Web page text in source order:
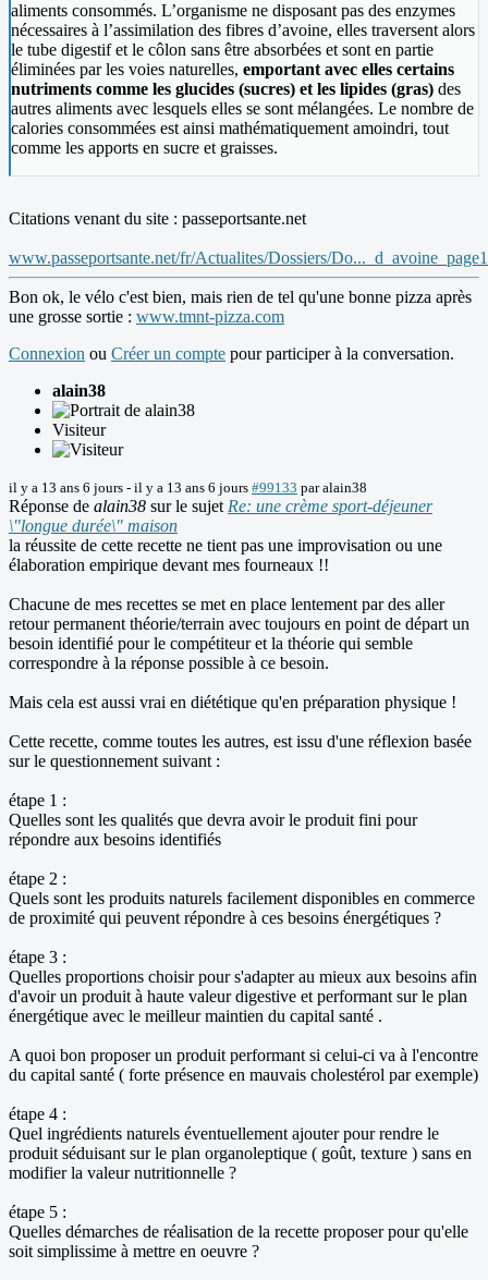
aliments consommés. L’organisme ne disposant pas des enzymes
nécessaires à l’assimilation des fibres d’avoine, elles traversent alors
le tube digestif et le côlon sans être absorbées et sont en partie
éliminées par les voies naturelles, emportant avec elles certains
nutriments comme les glucides (sucres) et les lipides (gras) des
autres aliments avec lesquels elles se sont mélangées. Le nombre de
calories consommées est ainsi mathématiquement amoindri, tout
comme les apports en sucre et graisses.
Citations venant du site : passeportsante.net
www.passeportsante.net/fr/Actualites/Dossiers/
Bon ok, le vélo c'est bien, mais rien de tel qu'une bonne pizza après
une grosse sortie : www.tmnt-pizza.com
Connexion ou Créer un compte pour participer à la conversation.
alain38
Visiteur
il y a 13 ans 6 jours - il y a 13 ans 6 jours #99133 paralain38
Réponse de alain38 sur le sujet Re: une crème sport-déjeuner
\"longue durée\" maison
la réussite de cette recette ne tient pas une improvisation ou une
élaboration empirique devant mes fourneaux !!
Chacune de mes recettes se met en place lentement par des aller
retour permanent théorie/terrain avec toujours en point de départ un
besoin identifié pour le compétiteur et la théorie qui semble
correspondre à la réponse possible à ce besoin.
Mais cela est aussi vrai en diététique qu'en préparation physique !
Cette recette, comme toutes les autres, est issu d'une réflexion basée
sur le questionnement suivant :
étape 1 :
Quelles sont les qualités que devra avoir le produit fini pour
répondre aux besoins identifiés
étape 2 :
Quels sont les produits naturels facilement disponibles en commerce
de proximité qui peuvent répondre à ces besoins énergétiques ?
étape 3 :
Quelles proportions choisir pour s'adapter au mieux aux besoins afin
d'avoir un produit à haute valeur digestive et performant sur le plan
énergétique avec le meilleur maintien du capital santé .
A quoi bon proposer un produit performant si celui-ci va à l'encontre
du capital santé ( forte présence en mauvais cholestérol par exemple)
étape 4 :
Quel ingrédients naturels éventuellement ajouter pour rendre le
produit séduisant sur le plan organoleptique ( goût, texture ) sans en
modifier la valeur nutritionnelle ?
étape 5 :
Quelles démarches de réalisation de la recette proposer pour qu'elle
soit simplissime à mettre en oeuvre ?